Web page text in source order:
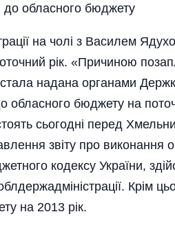
обласного бюджету
на чолі з Василем
рік. «Причиною
стала надана органами
обласного бюджету на
сьогодні перед
звіту про виконання
кодексу України,
Крім
на 2013 рік.